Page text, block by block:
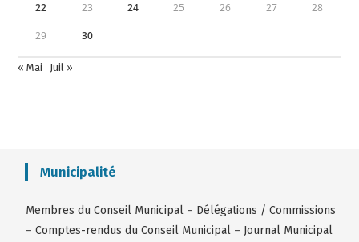
22 23 24 25 26 27 28
29 30
« Mai Juil »
Municipalité
Membres du Conseil Municipal – Délégations / Commissions
–Comptes-rendus du Conseil Municipal – Journal Municipal